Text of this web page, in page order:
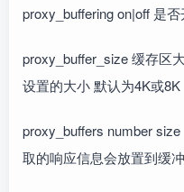
proxy_buffering on|off 是
proxy_buffer_size 缓存区
设置的大小 默认为4K或8K
proxy_buffers number
取的响应信息会放置到缓